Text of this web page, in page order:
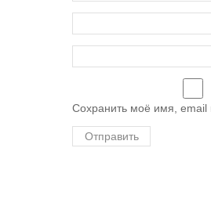
Сохранить моё имя, email